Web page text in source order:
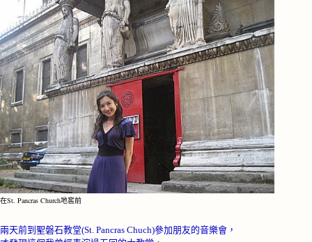
在St. Pancras Church地窖前
兩天前到聖磐石教堂(St. Pancras Chuch)參加朋友的音樂會，